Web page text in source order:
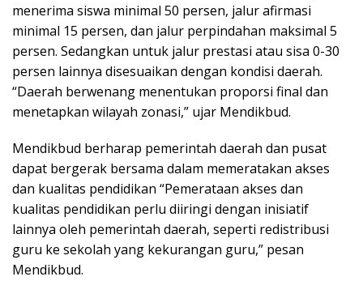
menerima siswa minimal 50 persen, jalur afirmasi
minimal 15 persen, dan jalur perpindahan maksimal 5
persen. Sedangkan untuk jalur prestasi atau sisa 0-30
persen lainnya disesuaikan dengan kondisi daerah.
“Daerah berwenang menentukan proporsi final dan
menetapkan wilayah zonasi,” ujar Mendikbud.
Mendikbud berharap pemerintah daerah dan pusat
dapat bergerak bersama dalam memeratakan akses
dan kualitas pendidikan “Pemerataan akses dan
kualitas pendidikan perlu diiringi dengan inisiatif
lainnya oleh pemerintah daerah, seperti redistribusi
guru ke sekolah yang kekurangan guru,” pesan
Mendikbud.